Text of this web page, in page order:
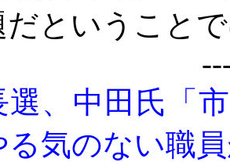
だということ
選、中田氏「
る気のない職